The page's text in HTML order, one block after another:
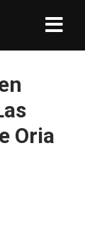
Oria